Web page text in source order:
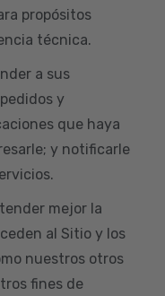
propósitos
técnica.
a sus
y
que haya
y notificarle
mejor la
al Sitio y los
nuestros otros
fines de